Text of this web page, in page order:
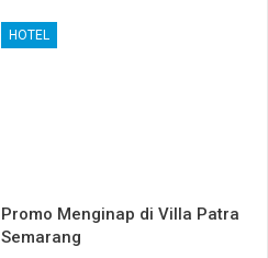
HOTEL
Promo Menginap di Villa Patra
Semarang